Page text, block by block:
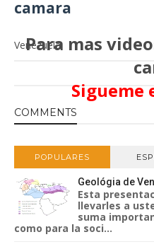
camara
Para mas
Sigueme
Venezuela
COMMENTS
POPULARES
Geológia de
Esta
llevarles a
suma
como para la soci...